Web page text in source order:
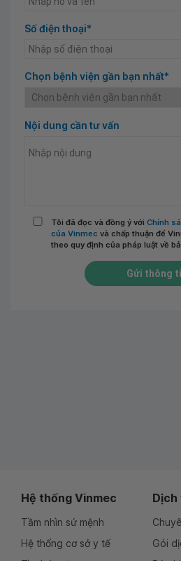
Số điện thoại*
Chọn bệnh viện gần bạn nhất*
Nội dung cần tư vấn
Tôi đã đọc và đồng ý với Chính
của Vinmec và chấp thuận để
theo quy định của pháp luật về
Gửi thông
Hệ thống Vinmec
Tầm nhìn sứ mệnh
Hệ thống cơ sở y tế
Dịch
Gói